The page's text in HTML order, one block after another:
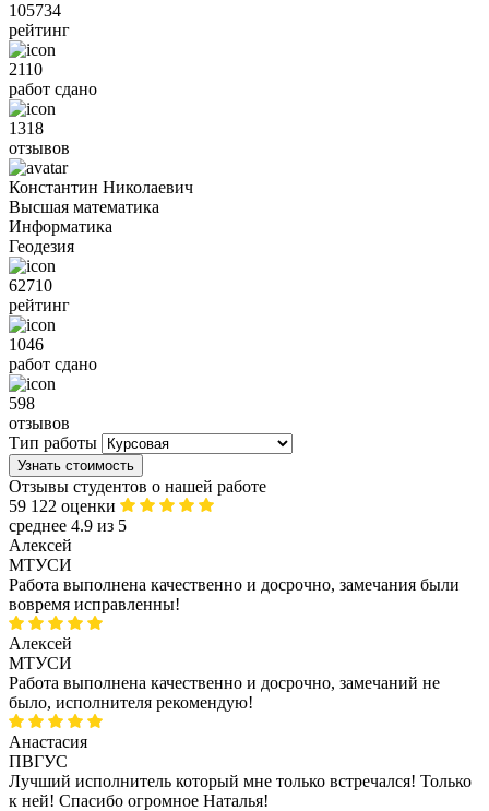
105734
рейтинг
2110
работ сдано
1318
отзывов
Константин Николаевич
Высшая математика
Информатика
Геодезия
62710
рейтинг
1046
работ сдано
598
отзывов
Тип работы
Узнать стоимость
Отзывы студентов о нашей работе
59 122 оценки
среднее 4.9 из 5
Алексей
МТУСИ
Работа выполнена качественно и досрочно, замечания были
вовремя исправленны!
Алексей
МТУСИ
Работа выполнена качественно и досрочно, замечаний не
было, исполнителя рекомендую!
Анастасия
ПВГУС
Лучший исполнитель который мне только встречался! Только
к ней! Спасибо огромное Наталья!